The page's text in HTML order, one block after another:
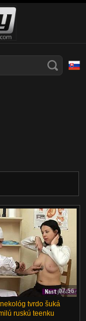
07:56
tvrdo šuká
ruskú teenku